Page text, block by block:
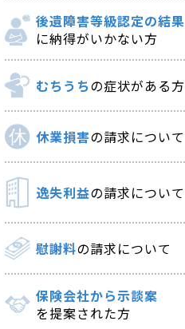
後遺障害等級認定の結果
に納得がいかない方
むちうちの症状がある方
休業損害の請求について
逸失利益の請求について
慰謝料の請求について
保険会社から示談案
を提案された方